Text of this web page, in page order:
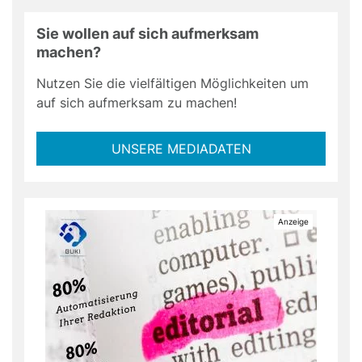
Sie wollen auf sich aufmerksam
machen?
Nutzen Sie die vielfältigen Möglichkeiten um
auf sich aufmerksam zu machen!
UNSERE MEDIADATEN